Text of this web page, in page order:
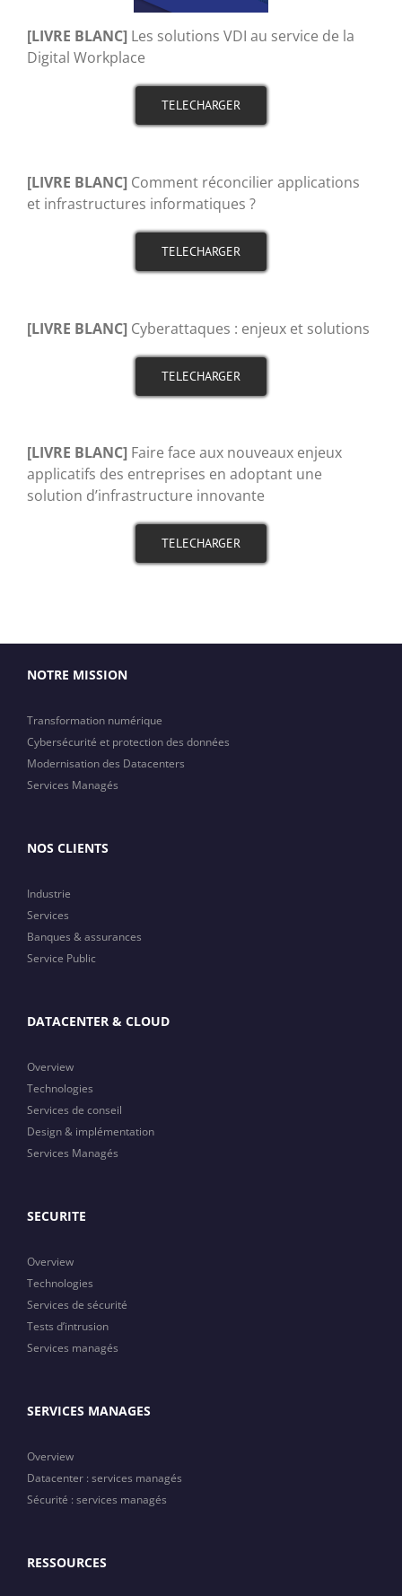
[LIVRE BLANC] Les solutions VDI au service de la
Digital Workplace
TELECHARGER
[LIVRE BLANC] Comment réconcilier applications
et infrastructures informatiques ?
TELECHARGER
[LIVRE BLANC] Cyberattaques : enjeux et solutions
TELECHARGER
[LIVRE BLANC] Faire face aux nouveaux enjeux
applicatifs des entreprises en adoptant une
solution d’infrastructure innovante
TELECHARGER
NOTRE MISSION
Transformation numérique
Cybersécurité et protection des données
Modernisation des Datacenters
Services Managés
NOS CLIENTS
Industrie
Services
Banques & assurances
Service Public
DATACENTER & CLOUD
Overview
Technologies
Services de conseil
Design & implémentation
Services Managés
SECURITE
Overview
Technologies
Services de sécurité
Tests d’intrusion
Services managés
SERVICES MANAGES
Overview
Datacenter : services managés
Sécurité : services managés
RESSOURCES